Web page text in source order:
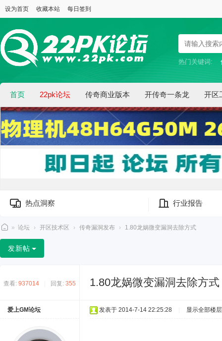
设为首页 收藏本站 每日签到
热门关键词:
首页 22pk论坛 传奇商业版本 开传奇一条龙 开区
热点洞察 行业报告
2
2
k
坛
» 论坛 › 开区技术区 › 传奇漏洞发布 › 1.80龙娲微变漏洞去除方式
发新帖
查看: 937014 回复: 355 1.80龙娲微变漏洞去除方式
爱上GM论坛 发表于 2014-7-14 22:25:28 显示全部楼层